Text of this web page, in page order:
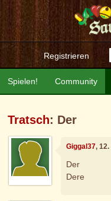
Registrieren
Community
Spielen!
Tratsch: Der
Giggal37,
Der
Dere